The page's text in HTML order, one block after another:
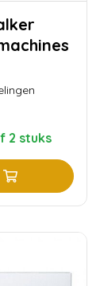
2 stuks